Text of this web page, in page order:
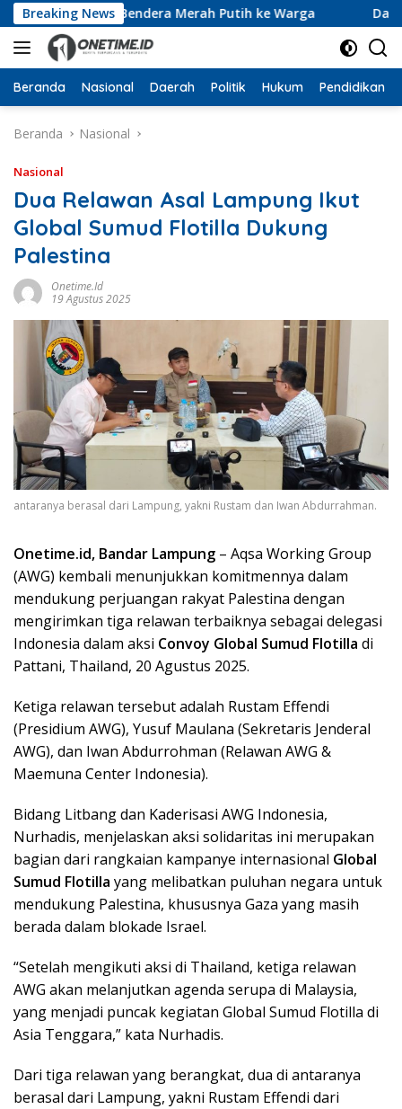
Langsung
ke
konten
Breaking News
10 Ribu Bendera Merah Putih ke Warga Dari
Beranda Nasional Daerah Politik Hukum Pendidikan
Beranda Nasional
Nasional
Dua Relawan Asal Lampung Ikut
Global Sumud Flotilla Dukung
Palestina
Onetime.id
19 Agustus 2025
antaranya berasal dari Lampung, yakni Rustam dan Iwan Abdurrahman.
Onetime.id, Bandar Lampung – Aqsa Working Group
(AWG) kembali menunjukkan komitmennya dalam
mendukung perjuangan rakyat Palestina dengan
mengirimkan tiga relawan terbaiknya sebagai delegasi
Indonesia dalam aksi Convoy Global Sumud Flotilla di
Pattani, Thailand, 20 Agustus 2025.
Ketiga relawan tersebut adalah Rustam Effendi
(Presidium AWG), Yusuf Maulana (Sekretaris Jenderal
AWG), dan Iwan Abdurrohman (Relawan AWG &
Maemuna Center Indonesia).
Bidang Litbang dan Kaderisasi AWG Indonesia,
Nurhadis, menjelaskan aksi solidaritas ini merupakan
bagian dari rangkaian kampanye internasional Global
Sumud Flotilla yang melibatkan puluhan negara untuk
mendukung Palestina, khususnya Gaza yang masih
berada dalam blokade Israel.
“Setelah mengikuti aksi di Thailand, ketiga relawan
AWG akan melanjutkan agenda serupa di Malaysia,
yang menjadi puncak kegiatan Global Sumud Flotilla di
Asia Tenggara,” kata Nurhadis.
Dari tiga relawan yang berangkat, dua di antaranya
berasal dari Lampung, yakni Rustam Effendi dari